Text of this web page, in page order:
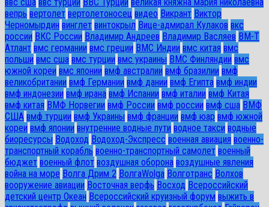
ввс сша ввс турции ВВС Турции великая княжна мария николаевна
вепрь вертолет вертолетоносец видео Викрант Виктор
Черномырдин винглет винтокрыл Вице-адмирал Кулаков вкс
россии ВКС России Владимир Андреев Владимир Васляев ВМ-Т
Атлант вмс германии вмс греции ВМС Индии вмс китая вмс
польши вмс сша вмс турции вмс украины ВМС Финляндии вмс
южной кореи вмс японии вмф австралии вмф бразилии вмф
великобритании вмф Германии вмф дании вмф Египта вмф индии
вмф индонезии вмф ирана вмф Испании вмф италии вмф Китая
вмф китая ВМФ Норвегии вмф России вмф россии вмф сша ВМФ
США вмф турции вмф Украины вмф франции вмф юар вмф южной
кореи вмф японии внутренние водные пути водное такси водные
биоресурсы Водоход Водоход-Экспресс военная авиация военно-
транспортный корабль военно-транспортный самолет военный
бюджет военный флот воздушная оборона воздушные явления
война на море Волга Дрим 2 ВолгаWolga Волготранс Волхов
вооружение авиации Восточная верфь Восход Всероссийский
детский центр Океан Всероссийский круизный форум выжить в